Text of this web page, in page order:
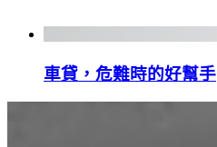
車貸，危難時的好幫手